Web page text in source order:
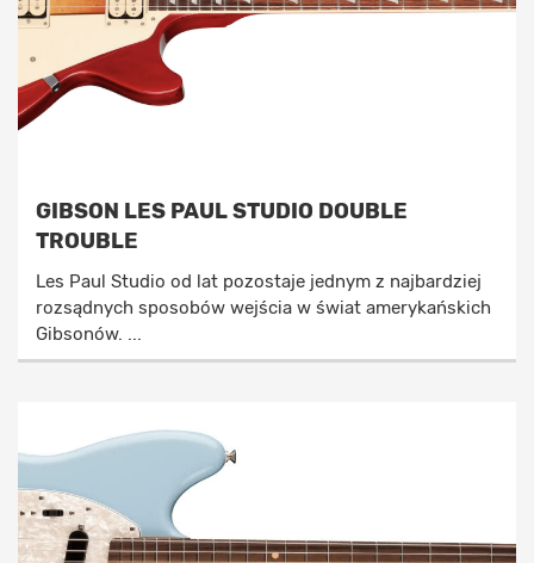
GIBSON LES PAUL STUDIO DOUBLE
TROUBLE
Les Paul Studio od lat pozostaje jednym z najbardziej
rozsądnych sposobów wejścia w świat amerykańskich
Gibsonów. ...